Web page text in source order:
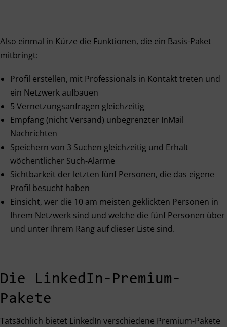
Also einmal in Kürze die Funktionen, die ein Basis-Paket
mitbringt:
Profil erstellen, mit Professionals in Kontakt treten und
ein Netzwerk aufbauen
5 Vernetzungsanfragen gleichzeitig
Empfang (nicht Versand) unbegrenzter InMail
Nachrichten
Speichern von 3 Suchen gleichzeitig und Erhalt
wöchentlicher Such-Alarme
Sichtbarkeit der letzten fünf Personen, die das eigene
Profil besucht haben
Einsicht, wer die 10 am meisten geklickten Personen in
Ihrem Netzwerk sind und welche die fünf Personen über
und unter Ihrem Rang auf dieser Liste sind.
Die LinkedIn-Premium-
Pakete
Tatsächlich bietet LinkedIn verschiedene Premium-Pakete